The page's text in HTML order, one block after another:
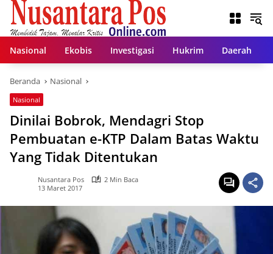
Langsung
konten
Nasional
Ekobis Investigasi Hukrim Daerah
Beranda Nasional
Nasional
Dinilai Bobrok, Mendagri Stop
Pembuatan e-KTP Dalam Batas Waktu
Yang Tidak Ditentukan
Nusantara Pos
2 Min Baca
13 Maret 2017